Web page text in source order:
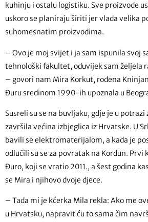
kuhinju i ostalu logistiku. Sve proizvode
uskoro se planiraju širiti jer vlada velika
suhomesnatim proizvodima.
– Ovo je moj svijet i ja sam ispunila svoj
tehnološki fakultet, oduvijek sam željela
– govori nam Mira Korkut, rođena
Đuru sredinom 1990-ih upoznala u
Susreli su se na buvljaku, gdje je u
završila većina izbjeglica iz Hrvatske. U
bavili se elektromaterijalom, a kada je
odlučili su se za povratak na Kordun. Prvi
Đuro, koji se vratio 2011., a šest godina
se Mira i njihovo dvoje djece.
– Tada mi je kćerka Mila rekla: Ako me
u Hrvatsku, napravit ću to sama čim